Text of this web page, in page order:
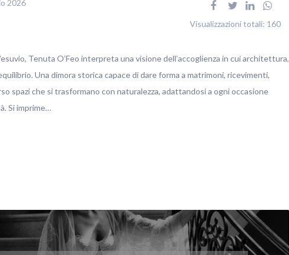
2026
Visualizzazioni totali: 160
Tenuta O’Feo interpreta una visione dell’accoglienza in cui architettura,
Una dimora storica capace di dare forma a matrimoni, ricevimenti,
spazi che si trasformano con naturalezza, adattandosi a ogni occasione
Si imprime…